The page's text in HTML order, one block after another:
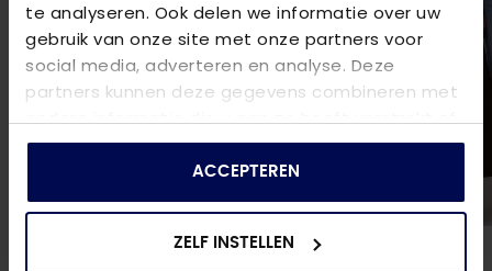
te analyseren. Ook delen we informatie over uw
gebruik van onze site met onze partners voor
social media, adverteren en analyse. Deze
partners kunnen deze gegevens combineren met
andere informatie die u aan ze heeft verstrekt of
die ze hebben verzameld op basis van uw gebruik
ACCEPTEREN
ZELF INSTELLEN